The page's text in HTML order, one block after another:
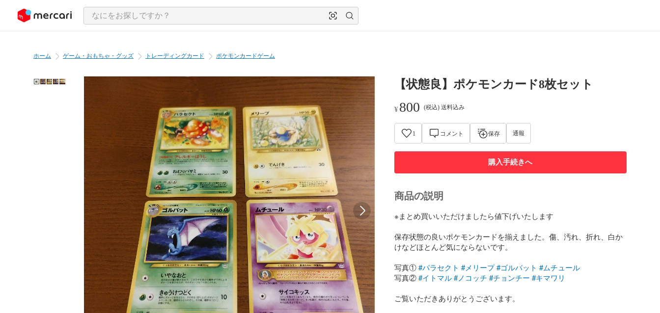
ツにスキップ
ホーム ゲーム・おもちゃ・グッズ トレーディングカード ポケモンカードゲーム
【状態良】ポケモンカード8枚セット
¥ 800 (税込) 送料込み
1 コメント 保存 通報
購入手続きへ
商品の説明
※まとめ買いいただけましたら値下げいたします
保存状態の良いポケモンカードを揃えました。傷、汚れ、折れ、白か
けなどほとんど気にならないです。
写真① #パラセクト #メリープ #ゴルバット #ムチュール
写真② #イトマル #ノコッチ #チョンチー #キマワリ
ご覧いただきありがとうございます。